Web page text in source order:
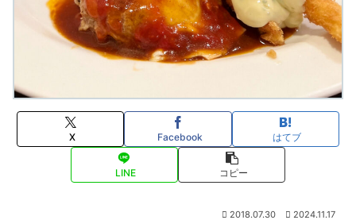
X Facebook はてブ
LINE コピー
2018.07.30 2024.11.17